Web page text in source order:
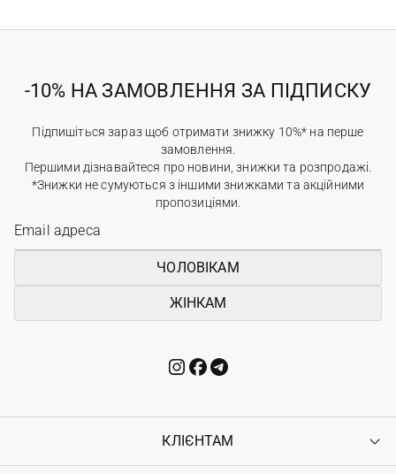
-10% НА ЗАМОВЛЕННЯ ЗА ПІДПИСКУ
Підпишіться зараз щоб отримати знижку 10%* на перше
замовлення.
Першими дізнавайтеся про новини, знижки та розпродажі.
*Знижки не сумуються з іншими знижками та акційними
пропозиціями.
ЧОЛОВІКАМ
ЖІНКАМ
КЛІЄНТАМ